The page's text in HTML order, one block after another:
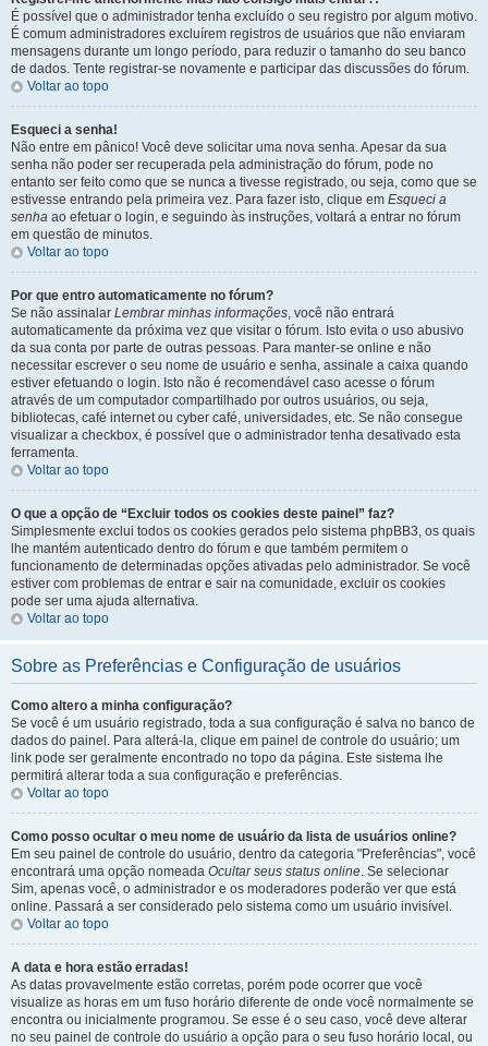
É possível que o administrador tenha excluído o seu registro por algum motivo.
É comum administradores excluírem registros de usuários que não enviaram
mensagens durante um longo período, para reduzir o tamanho do seu banco
de dados. Tente registrar-se novamente e participar das discussões do fórum.
Voltar ao topo
Esqueci a senha!
Não entre em pânico! Você deve solicitar uma nova senha. Apesar da sua
senha não poder ser recuperada pela administração do fórum, pode no
entanto ser feito como que se nunca a tivesse registrado, ou seja, como que se
estivesse entrando pela primeira vez. Para fazer isto, clique em Esqueci a
senha ao efetuar o login, e seguindo às instruções, voltará a entrar no fórum
em questão de minutos.
Voltar ao topo
Por que entro automaticamente no fórum?
Se não assinalar Lembrar minhas informações, você não entrará
automaticamente da próxima vez que visitar o fórum. Isto evita o uso abusivo
da sua conta por parte de outras pessoas. Para manter-se online e não
necessitar escrever o seu nome de usuário e senha, assinale a caixa quando
estiver efetuando o login. Isto não é recomendável caso acesse o fórum
através de um computador compartilhado por outros usuários, ou seja,
bibliotecas, café internet ou cyber café, universidades, etc. Se não consegue
visualizar a checkbox, é possível que o administrador tenha desativado esta
ferramenta.
Voltar ao topo
O que a opção de “Excluir todos os cookies deste painel” faz?
Simplesmente exclui todos os cookies gerados pelo sistema phpBB3, os quais
lhe mantém autenticado dentro do fórum e que também permitem o
funcionamento de determinadas opções ativadas pelo administrador. Se você
estiver com problemas de entrar e sair na comunidade, excluir os cookies
pode ser uma ajuda alternativa.
Voltar ao topo
Sobre as Preferências e Configuração de usuários
Como altero a minha configuração?
Se você é um usuário registrado, toda a sua configuração é salva no banco de
dados do painel. Para alterá-la, clique em painel de controle do usuário; um
link pode ser geralmente encontrado no topo da página. Este sistema lhe
permitirá alterar toda a sua configuração e preferências.
Voltar ao topo
Como posso ocultar o meu nome de usuário da lista de usuários online?
Em seu painel de controle do usuário, dentro da categoria "Preferências", você
encontrará uma opção nomeada Ocultar seus status online. Se selecionar
Sim, apenas você, o administrador e os moderadores poderão ver que está
online. Passará a ser considerado pelo sistema como um usuário invisível.
Voltar ao topo
A data e hora estão erradas!
As datas provavelmente estão corretas, porém pode ocorrer que você
visualize as horas em um fuso horário diferente de onde você normalmente se
encontra ou inicialmente programou. Se esse é o seu caso, você deve alterar
no seu painel de controle do usuário a opção para o seu fuso horário local, ou